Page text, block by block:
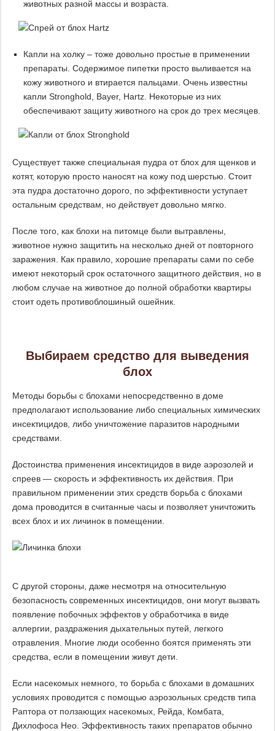
животных разной массы и возраста.
Капли на холку – тоже довольно простые в применении
препараты. Содержимое пипетки просто выливается на
кожу животного и втирается пальцами. Очень известны
капли Stronghold, Bayer, Hartz. Некоторые из них
обеспечивают защиту животного на срок до трех месяцев.
Существует также специальная пудра от блох для щенков и
котят, которую просто наносят на кожу под шерстью. Стоит
эта пудра достаточно дорого, по эффективности уступает
остальным средствам, но действует довольно мягко.
После того, как блохи на питомце были вытравлены,
животное нужно защитить на несколько дней от повторного
заражения. Как правило, хорошие препараты сами по себе
имеют некоторый срок остаточного защитного действия, но в
любом случае на животное до полной обработки квартиры
стоит одеть противоблошиный ошейник.
Выбираем средство для выведения
блох
Методы борьбы с блохами непосредственно в доме
предполагают использование либо специальных химических
инсектицидов, либо уничтожение паразитов народными
средствами.
Достоинства применения инсектицидов в виде аэрозолей и
спреев — скорость и эффективность их действия. При
правильном применении этих средств борьба с блохами
дома проводится в считанные часы и позволяет уничтожить
всех блох и их личинок в помещении.
С другой стороны, даже несмотря на относительную
безопасность современных инсектицидов, они могут вызвать
появление побочных эффектов у обработчика в виде
аллергии, раздражения дыхательных путей, легкого
отравления. Многие люди особенно боятся применять эти
средства, если в помещении живут дети.
Если насекомых немного, то борьба с блохами в домашних
условиях проводится с помощью аэрозольных средств типа
Раптора от ползающих насекомых, Рейда, Комбата,
Дихлофоса Нео. Эффективность таких препаратов обычно